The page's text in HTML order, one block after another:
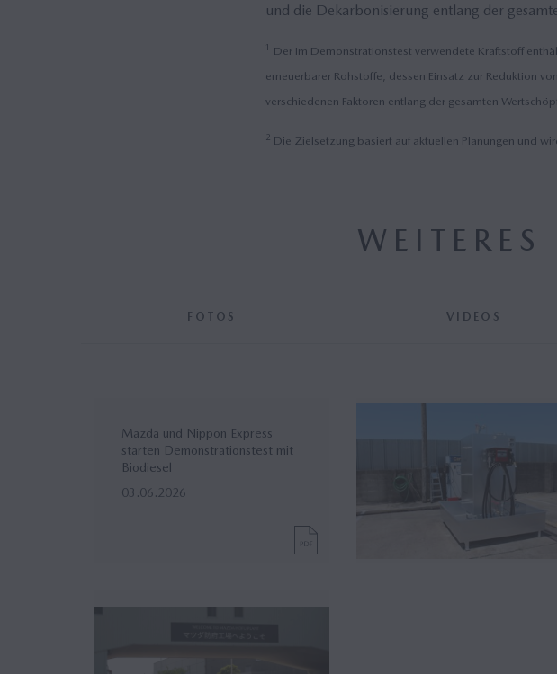
und die Dekarbonisierung entlang der
1
Der im Demonstrationstest verwendete Kraftstoff
erneuerbarer Rohstoffe, dessen Einsatz zur Reduktion
verschiedenen Faktoren entlang der gesamten
2 Die Zielsetzung basiert auf aktuellen Planungen und
WEITERES
FOTOS VIDEOS
Mazda und Nippon Express
starten Demonstrationstest mit
Biodiesel
03.06.2026